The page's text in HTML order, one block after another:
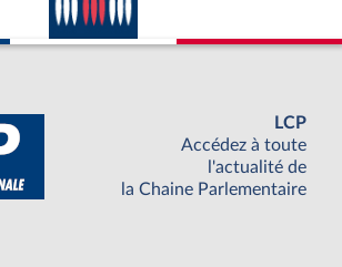
LCP
Accédez à toute
l'actualité de
la Chaine Parlementaire